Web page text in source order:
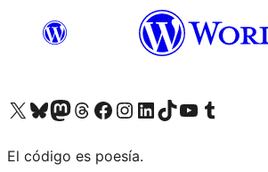
Visit our X (formerly Twitter) account
Visit our Bluesky account
Visit our Mastodon account
Visit our Threads account
Visita nuestra página de Facebook
Visita nuestra cuenta de Instagram
Visita nuestra cuenta de LinkedIn
Visit our TikTok account
Visita nuestro canal de YouTube
Visit our Tumblr account
El código es poesía.